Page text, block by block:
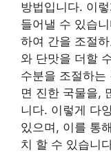
방법입니다. 이
들어낼 수 있습
하여 간을 조절
와 단맛을 더할
수분을 조절하는
면 진한 국물을,
니다. 이렇게 다
있으며, 이를 통
치 할 수 있습니